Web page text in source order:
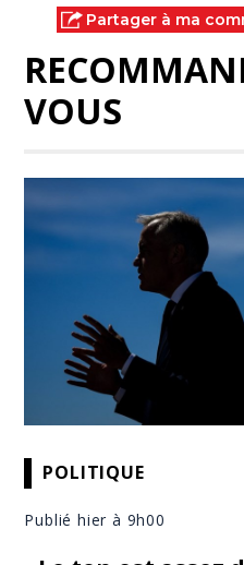
Partager à ma
VOUS
POLITIQUE
Publié hier à 9h00